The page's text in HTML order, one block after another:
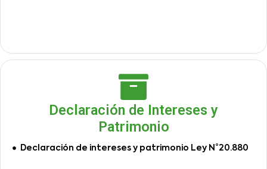
Declaración de Intereses y
Patrimonio
Declaración de intereses y patrimonio Ley N°20.880